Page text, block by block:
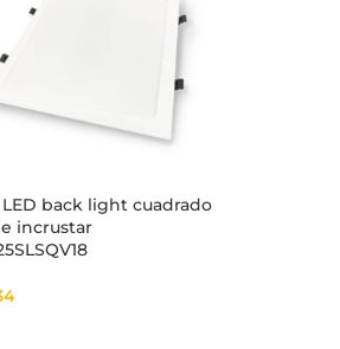
back light cuadrado
incrustar